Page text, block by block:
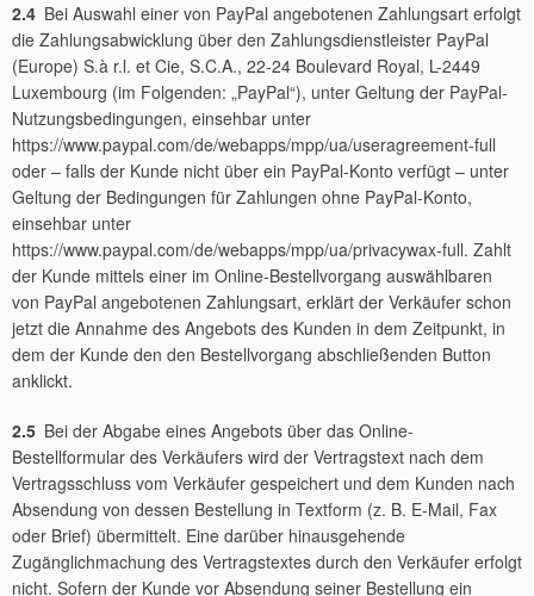
2.4 Bei Auswahl einer von PayPal angebotenen Zahlungsart erfolgt
die Zahlungsabwicklung über den Zahlungsdienstleister PayPal
(Europe) S.à r.l. et Cie, S.C.A., 22-24 Boulevard Royal, L-2449
Luxembourg (im Folgenden: „PayPal“), unter Geltung der PayPal-
Nutzungsbedingungen, einsehbar unter
https://www.paypal.com/de/webapps/mpp/ua/useragreement-full
oder – falls der Kunde nicht über ein PayPal-Konto verfügt – unter
Geltung der Bedingungen für Zahlungen ohne PayPal-Konto,
einsehbar unter
https://www.paypal.com/de/webapps/mpp/ua/privacywax-full. Zahlt
der Kunde mittels einer im Online-Bestellvorgang auswählbaren
von PayPal angebotenen Zahlungsart, erklärt der Verkäufer schon
jetzt die Annahme des Angebots des Kunden in dem Zeitpunkt, in
dem der Kunde den den Bestellvorgang abschließenden Button
anklickt.
2.5 Bei der Abgabe eines Angebots über das Online-
Bestellformular des Verkäufers wird der Vertragstext nach dem
Vertragsschluss vom Verkäufer gespeichert und dem Kunden nach
Absendung von dessen Bestellung in Textform (z. B. E-Mail, Fax
oder Brief) übermittelt. Eine darüber hinausgehende
Zugänglichmachung des Vertragstextes durch den Verkäufer erfolgt
nicht. Sofern der Kunde vor Absendung seiner Bestellung ein